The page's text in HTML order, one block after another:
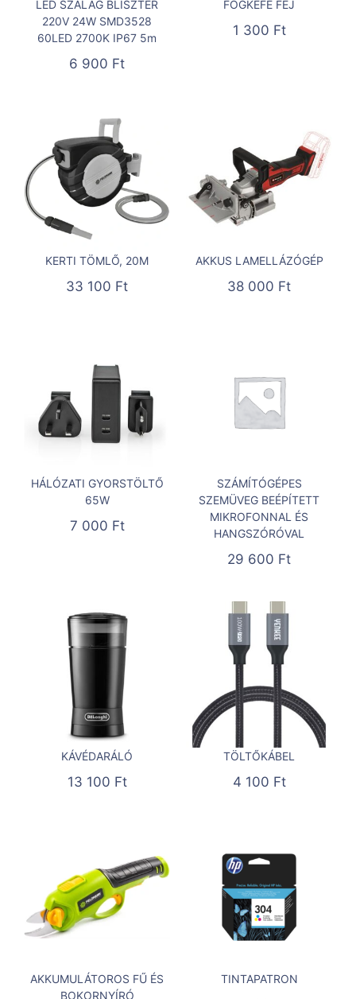
LED SZALAG BLISZTER
220V 24W SMD3528
60LED 2700K IP67 5m
6 900 Ft
FOGKEFE FEJ
1 300 Ft
KERTI TÖMLŐ, 20M
33 100 Ft
AKKUS LAMELLÁZÓGÉP
38 000 Ft
HÁLÓZATI GYORSTÖLTŐ
65W
7 000 Ft
SZÁMÍTÓGÉPES
SZEMÜVEG BEÉPÍTETT
MIKROFONNAL ÉS
HANGSZÓRÓVAL
29 600 Ft
KÁVÉDARÁLÓ
13 100 Ft
TÖLTŐKÁBEL
4 100 Ft
AKKUMULÁTOROS FŰ ÉS
BOKORNYÍRÓ
TINTAPATRON